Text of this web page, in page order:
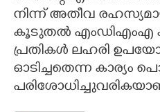
നിന്ന് അതീവ
കൂടുതൽ എംഡിഎംഎ
പ്രതികൾ ലഹരി
ഓടിച്ചതെന്ന കാര്യം